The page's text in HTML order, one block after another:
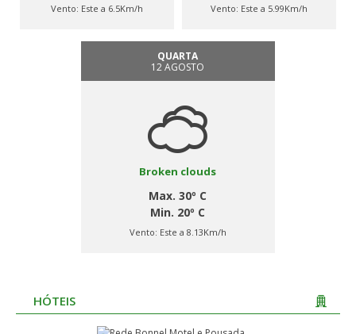
Vento: Este a 6.5Km/h Vento: Este a 5.99Km/h
QUARTA
12 AGOSTO
Broken clouds
Max. 30º C
Min. 20º C
Vento: Este a 8.13Km/h
HÓTEIS